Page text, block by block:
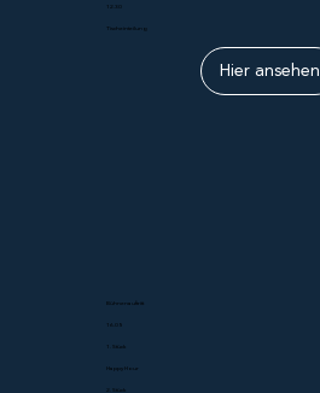
Bühnenauftritt
16.05
1. Stück
Happy Hour
2. Stück
12.30
Tischeinteilung
Hier ansehen